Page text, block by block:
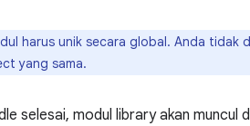
harus unik secara global. Anda tidak
yang sama.
selesai, modul library akan muncul